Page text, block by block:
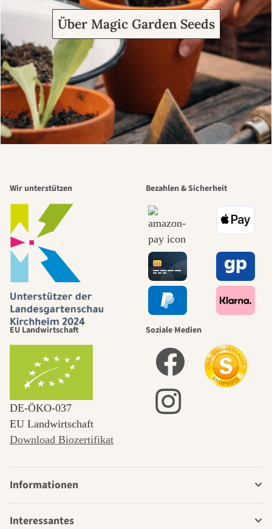
Über Magic Garden Seeds
Wir unterstützen Bezahlen & Sicherheit
EU Landwirtschaft
DE‑ÖKO‑037
EU Landwirtschaft
Download Biozertifikat
Soziale Medien
Informationen
Interessantes